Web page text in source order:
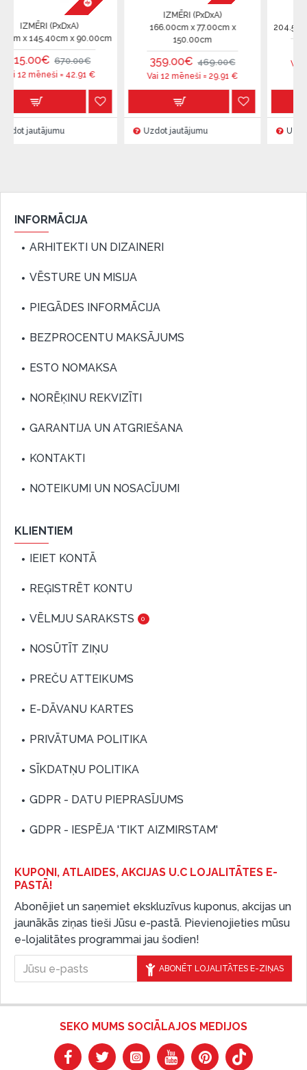
x 90.00cm
670.00€
=42.91€
IZMĒRI (PxDxA)
166.00cm x 77.00cm x
469.00€
Vai 12 mēneši =29.91€
Uzdot jautājumu
204.50cm x
Vai 12 mēneši =
Uzdot jautājumu
INFORMĀCIJA
ARHITEKTI UN DIZAINERI
VĒSTURE UN MISIJA
PIEGĀDES INFORMĀCIJA
BEZPROCENTU MAKSĀJUMS
ESTO NOMAKSA
NORĒĶINU REKVIZĪTI
GARANTIJA UN ATGRIEŠANA
KONTAKTI
NOTEIKUMI UN NOSACĪJUMI
KLIENTIEM
IEIET KONTĀ
REĢISTRĒT KONTU
VĒLMJU SARAKSTS 0
NOSŪTĪT ZIŅU
PREČU ATTEIKUMS
E-DĀVANU KARTES
PRIVĀTUMA POLITIKA
SĪKDATŅU POLITIKA
GDPR - DATU PIEPRASĪJUMS
GDPR - IESPĒJA 'TIKT AIZMIRSTAM'
KUPONI, ATLAIDES, AKCIJAS U.C LOJALITĀTES E-
PASTĀ!
Abonējiet un saņemiet ekskluzīvus kuponus, akcijas un
jaunākās ziņas tieši Jūsu e-pastā. Pievienojieties mūsu
e-lojalitātes programmai jau šodien!
ABONĒT LOJALITĀTES E-ZIŅAS
SEKO MUMS SOCIĀLAJOS MEDIJOS